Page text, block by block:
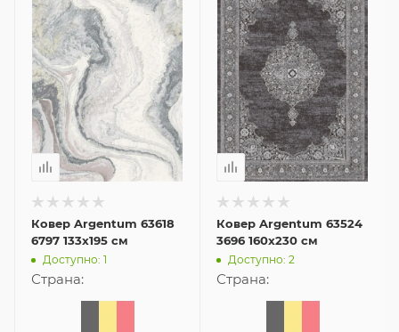
Ковер Argentum 63618
6797 133x195 см
Доступно: 1
Страна:
Ковер Argentum 63524
3696 160x230 см
Доступно: 2
Страна: